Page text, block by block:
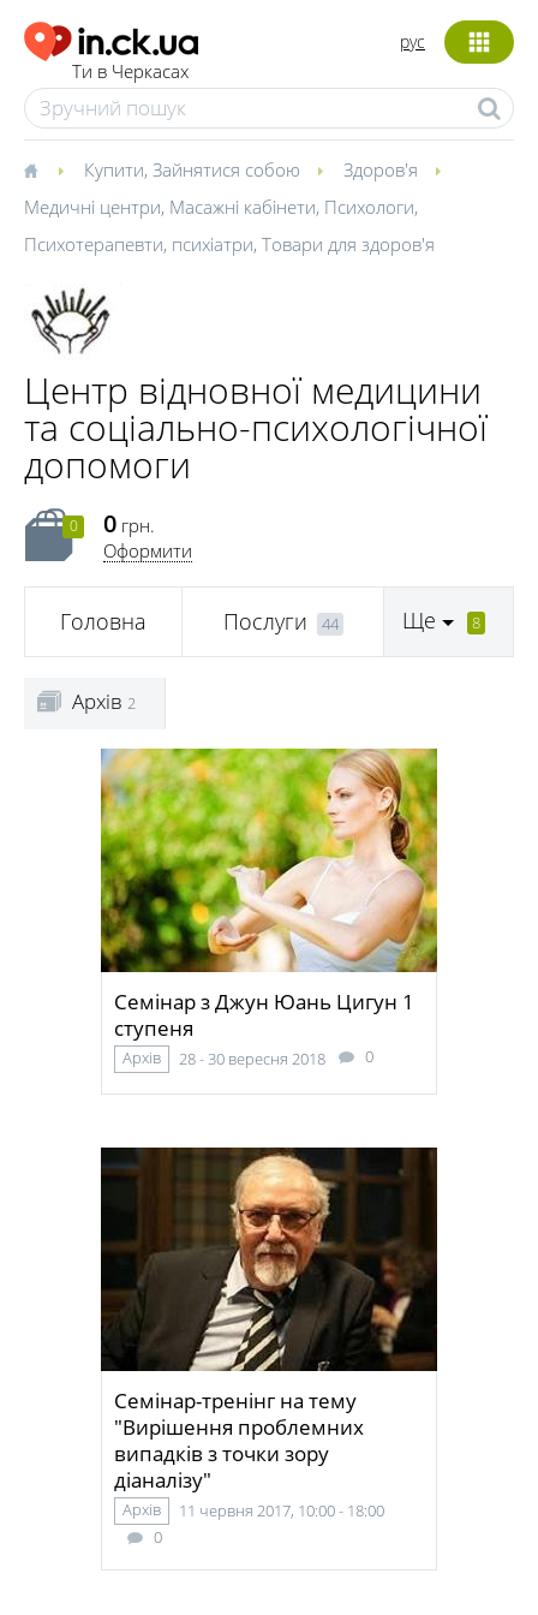
Ти в Черкасах
рус
Купити, Зайнятися собою
Здоров'я
Медичні центри, Масажні кабінети, Психологи,
Психотерапевти, психіатри, Товари для здоров'я
Центр відновної медицини
та соціально-психологічної
допомоги
0 0 грн.
Оформити
Головна Послуги 44 Ще 8
Архів 2
Семінар з Джун Юань Цигун 1
ступеня
Архів 28 - 30 вересня 2018 0
Семінар-тренінг на тему
"Вирішення проблемних
випадків з точки зору
діаналізу"
Архів
11 червня 2017, 10:00 - 18:00
0